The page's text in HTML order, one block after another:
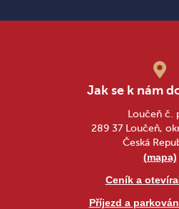
Jak se k nám
Loučeň č.
289 37 Loučeň,
Česká
(mapa)
Ceník a
Příjezd a